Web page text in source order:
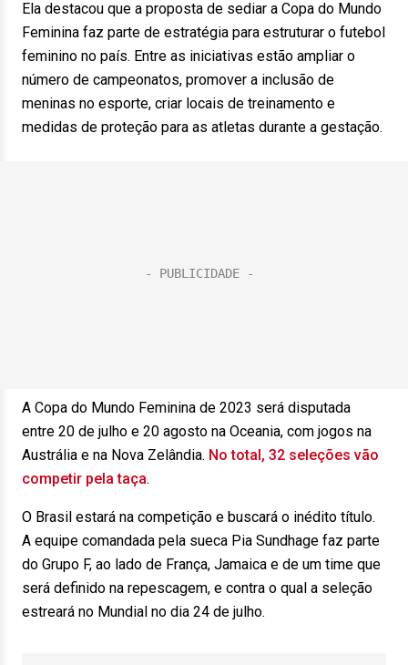
Ela destacou que a proposta de sediar a Copa do Mundo
Feminina faz parte de estratégia para estruturar o futebol
feminino no país. Entre as iniciativas estão ampliar o
número de campeonatos, promover a inclusão de
meninas no esporte, criar locais de treinamento e
medidas de proteção para as atletas durante a gestação.
A Copa do Mundo Feminina de 2023 será disputada
entre 20 de julho e 20 agosto na Oceania, com jogos na
Austrália e na Nova Zelândia. No total, 32 seleções vão
competir pela taça.
O Brasil estará na competição e buscará o inédito título.
A equipe comandada pela sueca Pia Sundhage faz parte
do Grupo F, ao lado de França, Jamaica e de um time que
será definido na repescagem, e contra o qual a seleção
estreará no Mundial no dia 24 de julho.